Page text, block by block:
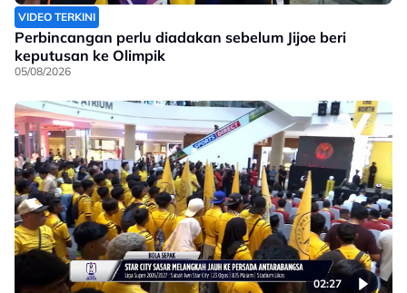
VIDEO TERKINI
Perbincangan perlu diadakan sebelum Jijoe beri
keputusan ke Olimpik
05/08/2026
02:27